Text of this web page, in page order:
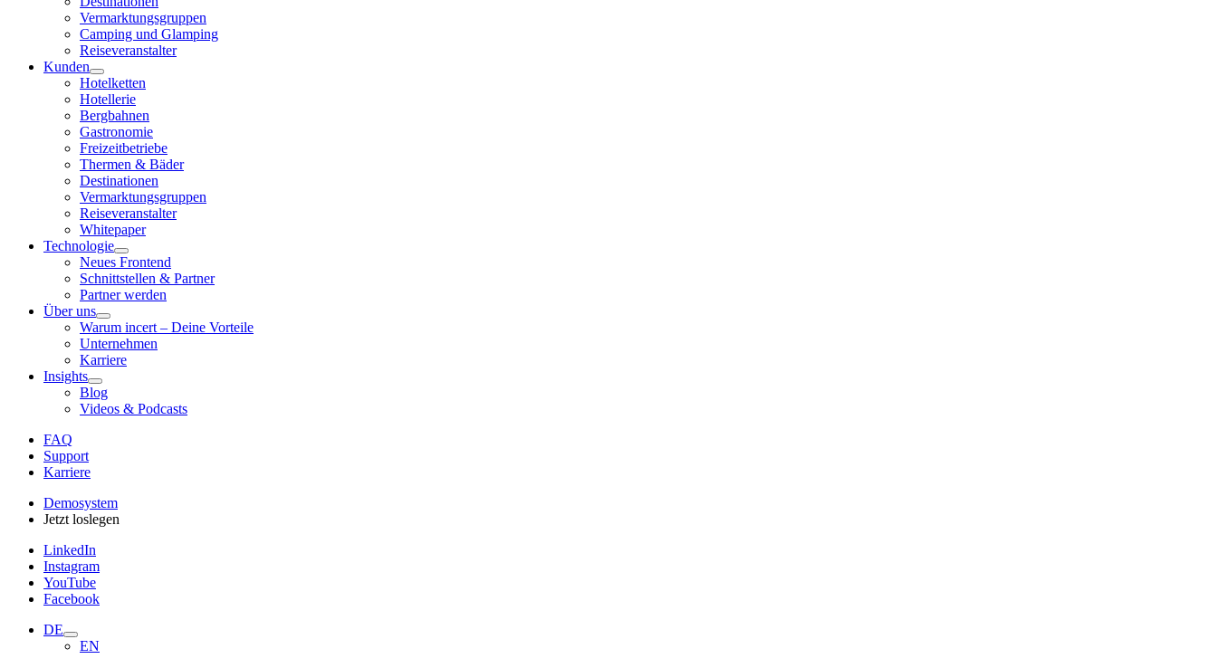
Vermarktungsgruppen
Camping und Glamping
Reiseveranstalter
Kunden
Hotelketten
Hotellerie
Bergbahnen
Gastronomie
Freizeitbetriebe
Thermen & Bäder
Destinationen
Vermarktungsgruppen
Reiseveranstalter
Whitepaper
Technologie
Neues Frontend
Schnittstellen & Partner
Partner werden
Über uns
Warum incert – Deine Vorteile
Unternehmen
Karriere
Insights
Blog
Videos & Podcasts
FAQ
Support
Karriere
Demosystem
Jetzt loslegen
LinkedIn
Instagram
YouTube
Facebook
DE
EN